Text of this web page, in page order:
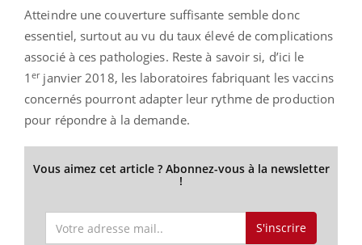
Atteindre une couverture suffisante semble donc
essentiel, surtout au vu du taux élevé de complications
associé à ces pathologies. Reste à savoir si, d’ici le
1erjanvier 2018, les laboratoires fabriquant les vaccins
concernés pourront adapter leur rythme de production
pour répondre à la demande.
Vous aimez cet article ? Abonnez-vous à la newsletter
!
S'inscrire